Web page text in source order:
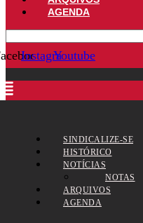
AGENDA
InstagramYoutube
SINDICALIZE-SE
HISTÓRICO
NOTÍCIAS
NOTAS
ARQUIVOS
AGENDA